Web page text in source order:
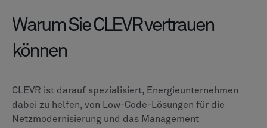
Warum Sie CLEVR vertrauen
können
CLEVR ist darauf spezialisiert, Energieunternehmen
dabei zu helfen, von Low-Code-Lösungen für die
Netzmodernisierung und das Management